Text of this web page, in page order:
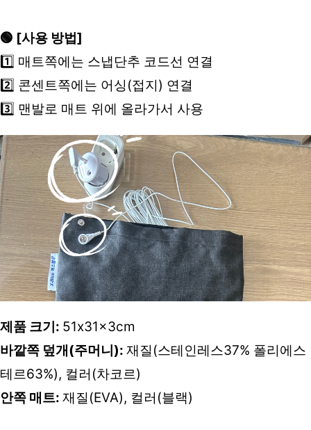
🟢 [사용 방법]
1️⃣ 매트쪽에는 스냅단추 코드선 연결
2️⃣ 콘센트쪽에는 어싱(접지) 연결
3️⃣ 맨발로 매트 위에 올라가서 사용
제품 크기: 51x31x3cm
바깥쪽 덮개(주머니): 재질(스테인레스37% 폴리에스
테르63%), 컬러(차코르)
안쪽 매트: 재질(EVA), 컬러(블랙)